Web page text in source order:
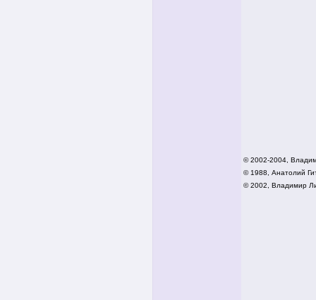
© 2002-2004,
© 1988, Анатолий
© 2002, Владимир